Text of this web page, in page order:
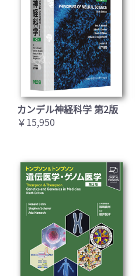
カンデル神経科学 第2版
￥15,950